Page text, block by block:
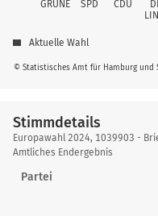
GRÜNE SPD CDU
© Statistisches Amt für Hamburg und
Aktuelle Wahl
Stimmdetails
Stimmdetails
Europawahl 2024, 1039903 -
Amtliches Endergebnis
Partei